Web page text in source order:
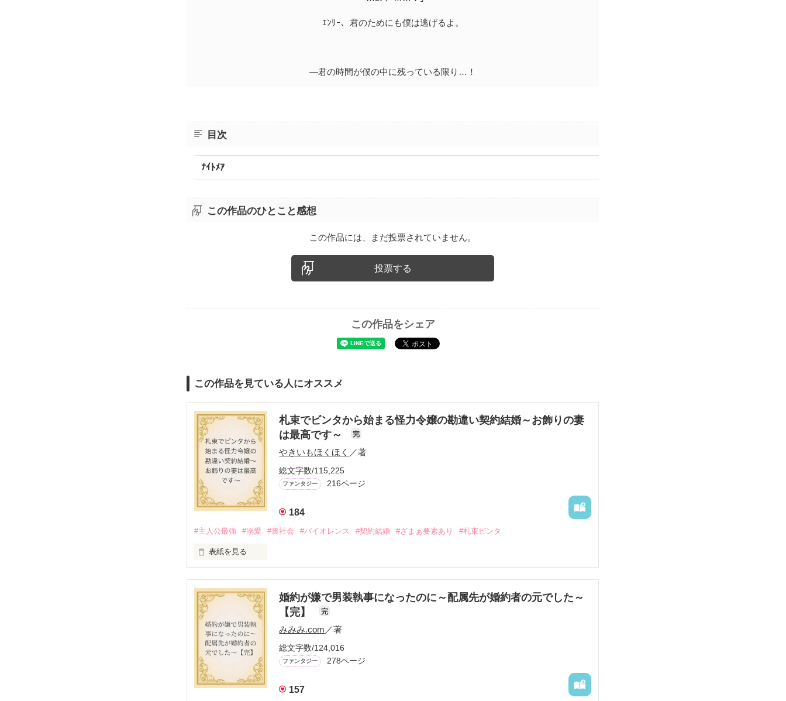
ｴﾝﾘｰ、君のためにも僕は逃げるよ。
―君の時間が僕の中に残っている限り…！
目次
ﾅｲﾄﾒｱ
この作品のひとこと感想
この作品には、まだ投票されていません。
投票する
この作品をシェア
この作品を見ている人にオススメ
札束でビンタから始まる怪力令嬢の勘違い契約結婚～お飾りの妻
は最高です～
完
やきいもほくほく ／著
総文字数/115,225
ファンタジー 216ページ
184
#主人公最強 #溺愛 #裏社会 #バイオレンス #契約結婚 #ざまぁ要素あり #札束ビンタ
表紙を見る
うと屋敷を飛び出した。
娼館（たぶん）の店主は札束でビンタしてくる謎の男。
金と引き換えに雇われたと思いきや……契約結婚だった！？
裏社会を牛耳るロベールは仮面をつけており、謎が多いが幸せな結婚生活を満喫中。
そこでロベールを慕うアリスに一方的に敵視され、嫌がらせを受けるもオリヴィアには効果なし。
勘違いから始まる初夜騒動に危険ばかりの血まみれ新婚生活。
次第にロベールはオリヴィアを気にかけるように……？
「この金が欲しければ、俺の言うことに従え」
婚約が嫌で男装執事になったのに～配属先が婚約者の元でした～
【完】
完
みみみ.com ／著
総文字数/124,016
ファンタジー 278ページ
157